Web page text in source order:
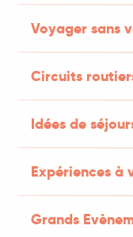
Voyager sans
Circuits
Idées de
Expériences à
Grands
DE